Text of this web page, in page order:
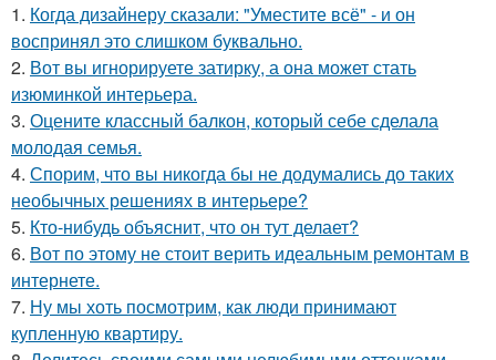
1. Когда дизайнеру сказали: "Уместите всё" - и он
воспринял это слишком буквально.
2. Вот вы игнорируете затирку, а она может стать
изюминкой интерьера.
3. Оцените классный балкон, который себе сделала
молодая семья.
4. Спорим, что вы никогда бы не додумались до таких
необычных решениях в интерьере?
5. Кто-нибудь объяснит, что он тут делает?
6. Вот по этому не стоит верить идеальным ремонтам в
интернете.
7. Ну мы хоть посмотрим, как люди принимают
купленную квартиру.